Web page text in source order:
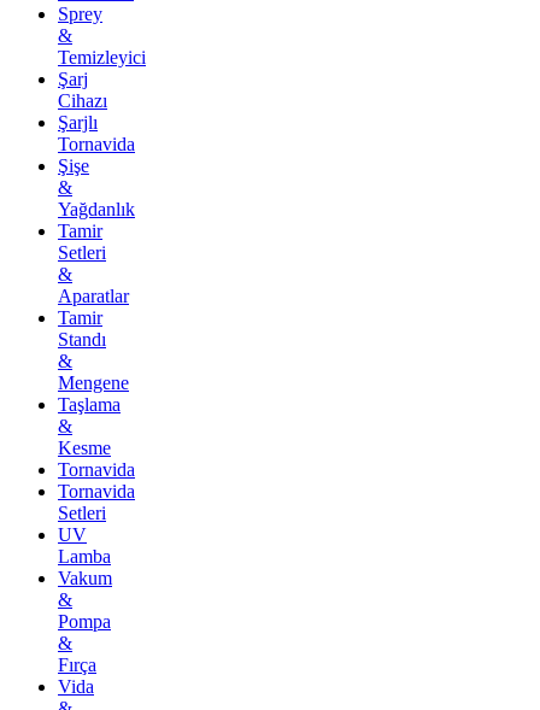
Sprey
&
Temizleyici
Şarj
Cihazı
Şarjlı
Tornavida
Şişe
&
Yağdanlık
Tamir
Setleri
&
Aparatlar
Tamir
Standı
&
Mengene
Taşlama
&
Kesme
Tornavida
Tornavida
Setleri
UV
Lamba
Vakum
&
Pompa
&
Fırça
Vida